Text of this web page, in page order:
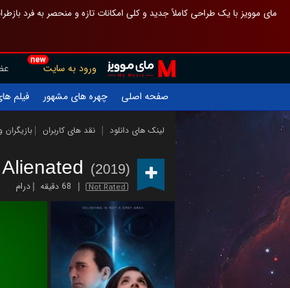
مای موویز با یک طراحی کاملاً جدید و کلی امکانات تازه و منحصر به
new
ورود به سایت
صفحه اصلی
چهره های مشهور فیلم
لینک های دانلود نقد های کاربران بازیگران
Alienated (2019)
Not Rated 68 دقیقه درام